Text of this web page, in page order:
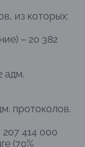
из которых:
– 20 382
адм.
протоколов.
414 000
(70%